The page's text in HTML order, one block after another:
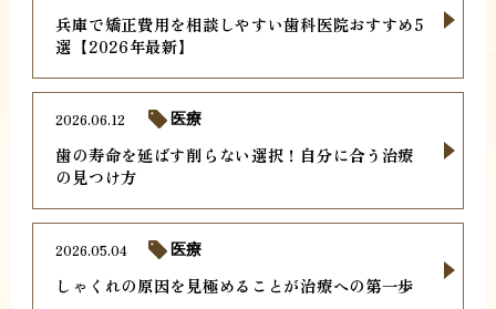
兵庫で矯正費用を相談しやすい歯科医院おすすめ5
選【2026年最新】
歯の寿命を延ばす削らない選択！自分に合う治療
の見つけ方
2026.06.12 医療
しゃくれの原因を見極めることが治療への第一歩
2026.05.04 医療